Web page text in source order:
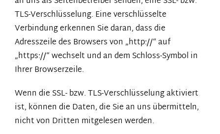
TLS-Verschlüsselung. Eine verschlüsselte
Verbindung erkennen Sie daran, dass die
Adresszeile des Browsers von „http://“ auf
„https://“ wechselt und an dem Schloss-Symbol in
Ihrer Browserzeile.
Wenn die SSL- bzw. TLS-Verschlüsselung aktiviert
ist, können die Daten, die Sie an uns übermitteln,
nicht von Dritten mitgelesen werden.